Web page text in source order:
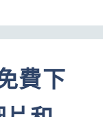
費下